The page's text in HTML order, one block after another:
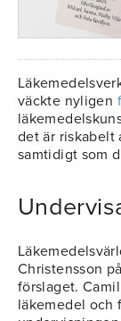
väckte nyligen
det är riskabelt
samtidigt som
Christensson
förslaget.
läkemedel och